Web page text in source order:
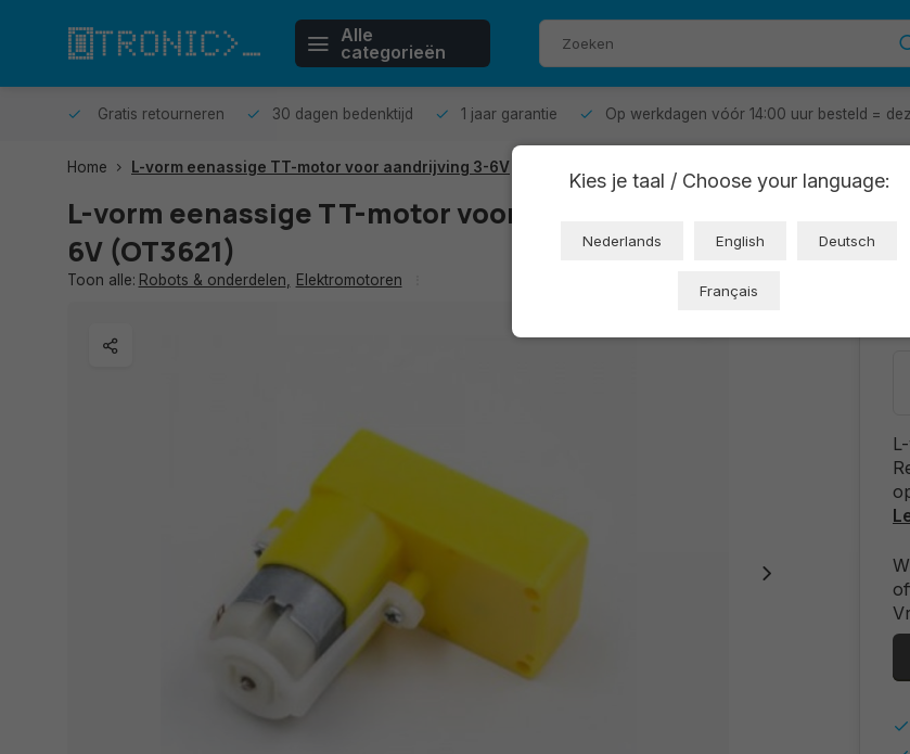
Alle
categorieën
Gratis retourneren 30 dagen bedenktijd 1 jaar garantie Op werkdagen vóór 14:00 uur besteld =
Home L-vorm eenassige TT-motor voor aandrijving 3-6V
L-vorm eenassige TT-motor voor aandrijving 3-
6V (OT3621)
Toon alle: Robots & onderdelen Elektromotoren
Kies je taal / Choose your language:
Nederlands English Deutsch
Français